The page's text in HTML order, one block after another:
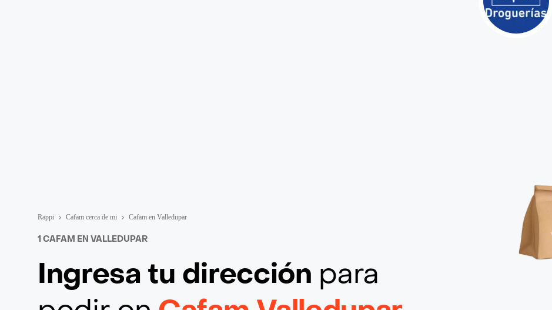
Rappi Cafam cerca de mi Cafam en Valledupar
1 CAFAM EN VALLEDUPAR
Ingresa tu dirección para